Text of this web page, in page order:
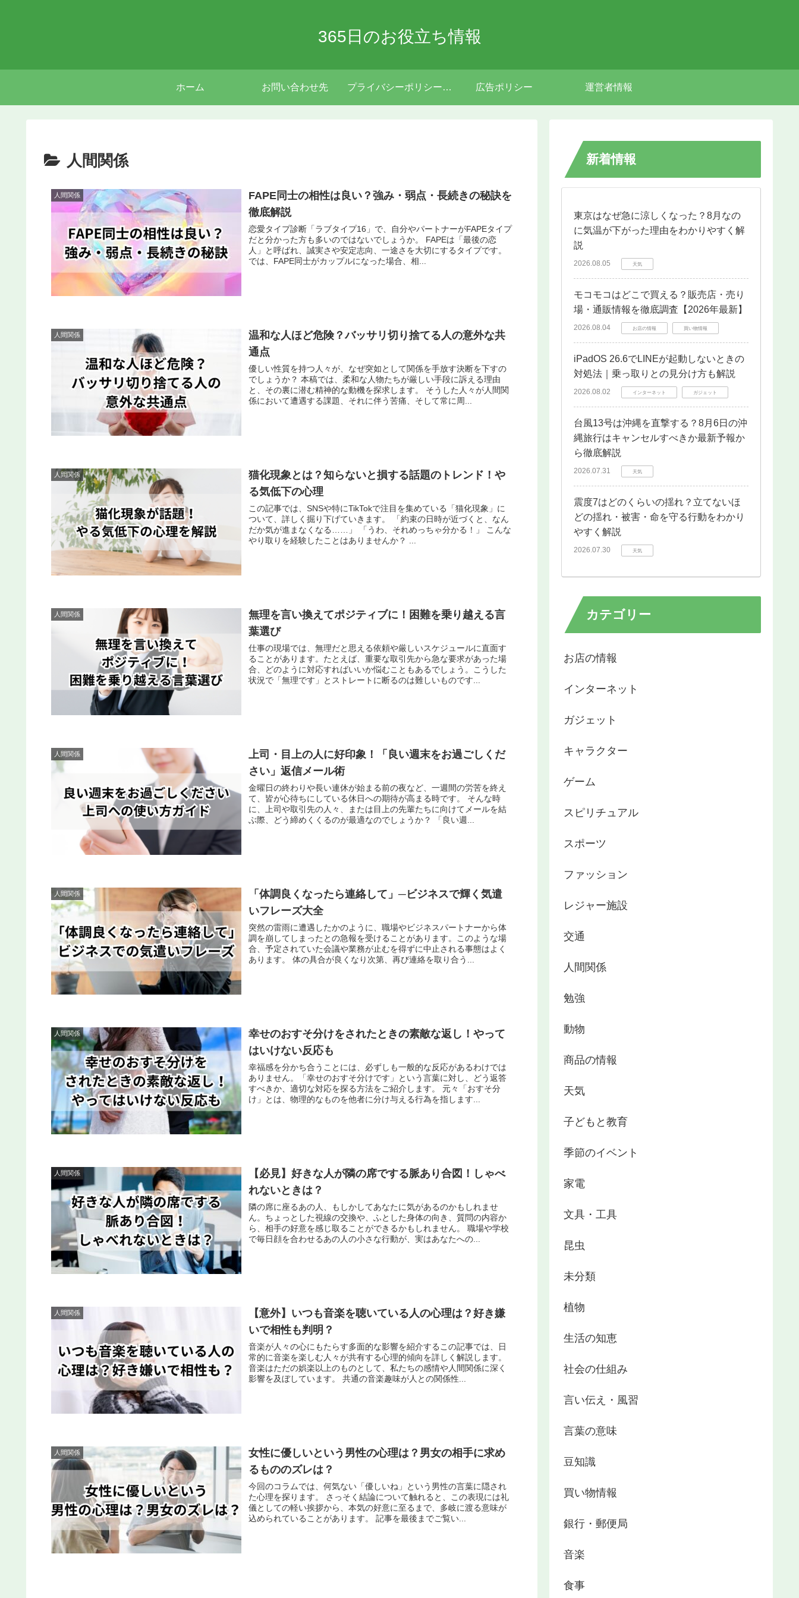
365日のお役立ち情報
ホーム お問い合わせ先 プライバシーポリシー・免責事項 広告ポリシー 運営者情報
人間関係
人間関係
FAPE同士の相性は良い？強み・弱点・長続きの秘訣を
徹底解説
恋愛タイプ診断「ラブタイプ16」で、自分やパートナーがFAPEタイプ
だと分かった方も多いのではないでしょうか。 FAPEは「最後の恋
人」と呼ばれ、誠実さや安定志向、一途さを大切にするタイプです。
では、FAPE同士がカップルになった場合、相...
人間関係
温和な人ほど危険？バッサリ切り捨てる人の意外な共
通点
優しい性質を持つ人々が、なぜ突如として関係を手放す決断を下すの
でしょうか？ 本稿では、柔和な人物たちが厳しい手段に訴える理由
と、その裏に潜む精神的な動機を探求します。 そうした人々が人間関
係において遭遇する課題、それに伴う苦痛、そして常に周...
人間関係
猫化現象とは？知らないと損する話題のトレンド！や
る気低下の心理
この記事では、SNSや特にTikTokで注目を集めている「猫化現象」に
ついて、詳しく掘り下げていきます。 「約束の日時が近づくと、なん
だか気が進まなくなる……」 「うわ、それめっちゃ分かる！」 こんな
やり取りを経験したことはありませんか？ ...
人間関係
無理を言い換えてポジティブに！困難を乗り越える言
葉選び
仕事の現場では、無理だと思える依頼や厳しいスケジュールに直面す
ることがあります。たとえば、重要な取引先から急な要求があった場
合、どのように対応すればいいか悩むこともあるでしょう。こうした
状況で「無理です」とストレートに断るのは難しいものです...
人間関係
上司・目上の人に好印象！「良い週末をお過ごしくだ
さい」返信メール術
金曜日の終わりや長い連休が始まる前の夜など、一週間の労苦を終え
て、皆が心待ちにしている休日への期待が高まる時です。 そんな時
に、上司や取引先の人々、または目上の先輩たちに向けてメールを結
ぶ際、どう締めくくるのが最適なのでしょうか？ 「良い週...
人間関係
「体調良くなったら連絡して」─ビジネスで輝く気遣
いフレーズ大全
突然の雷雨に遭遇したかのように、職場やビジネスパートナーから体
調を崩してしまったとの急報を受けることがあります。このような場
合、予定されていた会議や業務が止むを得ずに中止される事態はよく
あります。 体の具合が良くなり次第、再び連絡を取り合う...
人間関係
幸せのおすそ分けをされたときの素敵な返し！やって
はいけない反応も
幸福感を分かち合うことには、必ずしも一般的な反応があるわけでは
ありません。「幸せのおすそ分けです」という言葉に対し、どう返答
すべきか、適切な対応を探る方法をご紹介します。 元々「おすそ分
け」とは、物理的なものを他者に分け与える行為を指します...
人間関係
【必見】好きな人が隣の席でする脈あり合図！しゃべ
れないときは？
隣の席に座るあの人、もしかしてあなたに気があるのかもしれませ
ん。ちょっとした視線の交換や、ふとした身体の向き、質問の内容か
ら、相手の好意を感じ取ることができるかもしれません。 職場や学校
で毎日顔を合わせるあの人の小さな行動が、実はあなたへの...
人間関係
【意外】いつも音楽を聴いている人の心理は？好き嫌
いで相性も判明？
音楽が人々の心にもたらす多面的な影響を紹介するこの記事では、日
常的に音楽を楽しむ人々が共有する心理的傾向を詳しく解説します。
音楽はただの娯楽以上のものとして、私たちの感情や人間関係に深く
影響を及ぼしています。 共通の音楽趣味が人との関係性...
人間関係
女性に優しいという男性の心理は？男女の相手に求め
るもののズレは？
今回のコラムでは、何気ない「優しいね」という男性の言葉に隠され
た心理を探ります。 さっそく結論について触れると、この表現には礼
儀としての軽い挨拶から、本気の好意に至るまで、多岐に渡る意味が
込められていることがあります。 記事を最後までご覧い...
新着情報
東京はなぜ急に涼しくなった？8月なの
に気温が下がった理由をわかりやすく解
説
2026.08.05 天気
モコモコはどこで買える？販売店・売り
場・通販情報を徹底調査【2026年最新】
2026.08.04 お店の情報 買い物情報
iPadOS 26.6でLINEが起動しないときの
対処法｜乗っ取りとの見分け方も解説
2026.08.02 インターネット ガジェット
台風13号は沖縄を直撃する？8月6日の沖
縄旅行はキャンセルすべきか最新予報か
ら徹底解説
2026.07.31 天気
震度7はどのくらいの揺れ？立てないほ
どの揺れ・被害・命を守る行動をわかり
やすく解説
2026.07.30 天気
カテゴリー
お店の情報
インターネット
ガジェット
キャラクター
ゲーム
スピリチュアル
スポーツ
ファッション
レジャー施設
交通
人間関係
勉強
動物
商品の情報
天気
子どもと教育
季節のイベント
家電
文具・工具
昆虫
未分類
植物
生活の知恵
社会の仕組み
言い伝え・風習
言葉の意味
豆知識
買い物情報
銀行・郵便局
音楽
食事